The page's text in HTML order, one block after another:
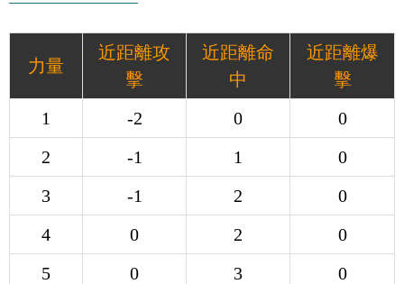
力量
近距離攻
擊
近距離命
中
近距離爆
擊
1
-2 0
0
2
-1 1
0
3
-1 2
0
4
0 2
0
5
0 3
0